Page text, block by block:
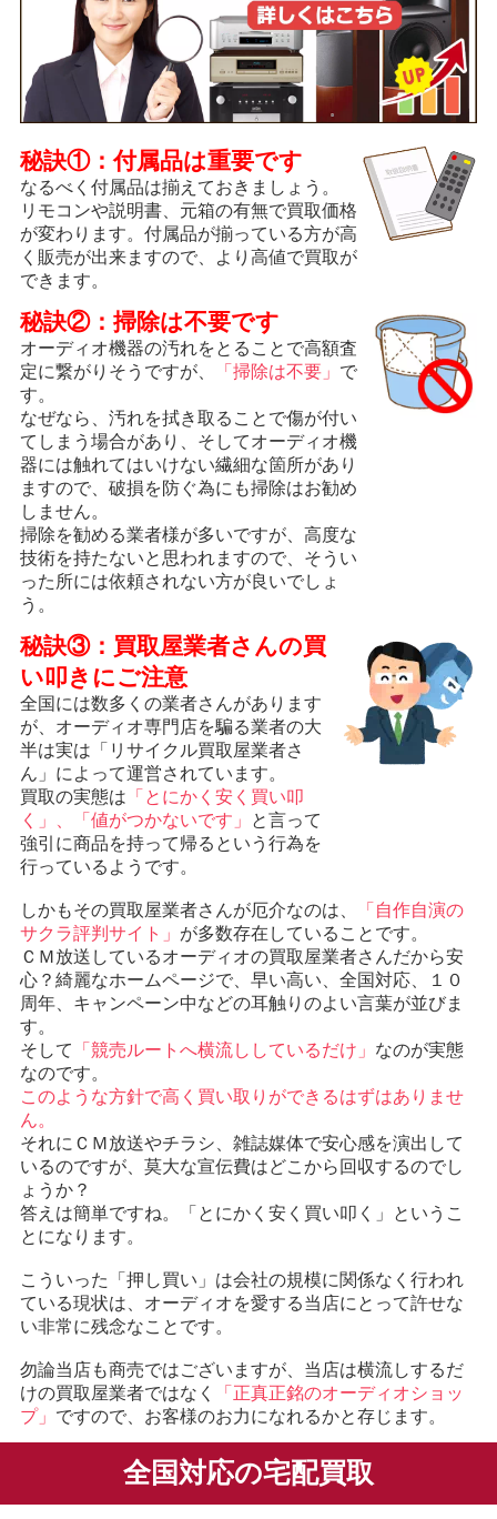
秘訣①：付属品は重要です
なるべく付属品は揃えておきましょう。
リモコンや説明書、元箱の有無で買取価格
が変わります。付属品が揃っている方が高
く販売が出来ますので、より高値で買取が
できます。
秘訣②：掃除は不要です
オーディオ機器の汚れをとることで高額査
定に繋がりそうですが、
「掃除は不要」 で
す。
なぜなら、汚れを拭き取ることで傷が付い
てしまう場合があり、そしてオーディオ機
器には触れてはいけない繊細な箇所があり
ますので、破損を防ぐ為にも掃除はお勧め
しません。
掃除を勧める業者様が多いですが、高度な
技術を持たないと思われますので、そうい
った所には依頼されない方が良いでしょ
う。
秘訣③：買取屋業者さんの買
い叩きにご注意
全国には数多くの業者さんがあります
が、オーディオ専門店を騙る業者の大
半は実は「リサイクル買取屋業者さ
ん」によって運営されています。
買取の実態は 「とにかく安く買い叩
く」、「値がつかないです」
と言って
強引に商品を持って帰るという行為を
行っているようです。
しかもその買取屋業者さんが厄介なのは、
「自作自演の
サクラ評判サイト」 が多数存在していることです。
ＣＭ放送しているオーディオの買取屋業者さんだから安
心？綺麗なホームページで、早い高い、全国対応、１０
周年、キャンペーン中などの耳触りのよい言葉が並びま
す。
そして
「競売ルートへ横流ししているだけ」 なのが実態
なのです。
このような方針で高く買い取りができるはずはありませ
ん。
それにＣＭ放送やチラシ、雑誌媒体で安心感を演出して
いるのですが、莫大な宣伝費はどこから回収するのでし
ょうか？
答えは簡単ですね。「とにかく安く買い叩く」というこ
とになります。
こういった「押し買い」は会社の規模に関係なく行われ
ている現状は、オーディオを愛する当店にとって許せな
い非常に残念なことです。
勿論当店も商売ではございますが、当店は横流しするだ
けの買取屋業者ではなく
「正真正銘のオーディオショッ
プ」 ですので、お客様のお力になれるかと存じます。
全国対応の宅配買取